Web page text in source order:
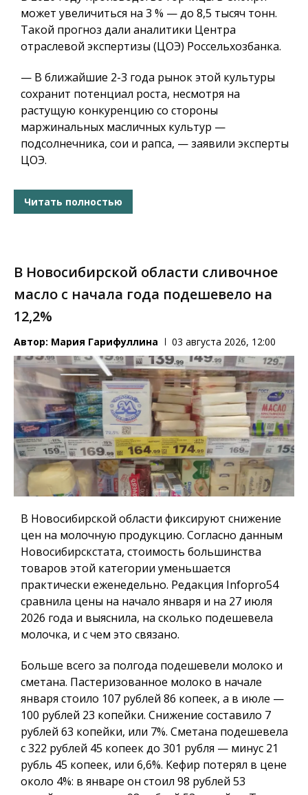
может увеличиться на 3 % — до 8,5 тысяч тонн.
Такой прогноз дали аналитики Центра
отраслевой экспертизы (ЦОЭ) Россельхозбанка.
— В ближайшие 2-3 года рынок этой культуры
сохранит потенциал роста, несмотря на
растущую конкуренцию со стороны
маржинальных масличных культур —
подсолнечника, сои и рапса, — заявили эксперты
ЦОЭ.
Читать полностью
В Новосибирской области сливочное
масло с начала года подешевело на
12,2%
Автор: Мария Гарифуллина 03 августа 2026, 12:00
В Новосибирской области фиксируют снижение
цен на молочную продукцию. Согласно данным
Новосибирскстата, стоимость большинства
товаров этой категории уменьшается
практически еженедельно. Редакция Infopro54
сравнила цены на начало января и на 27 июля
2026 года и выяснила, на сколько подешевела
молочка, и с чем это связано.
Больше всего за полгода подешевели молоко и
сметана. Пастеризованное молоко в начале
января стоило 107 рублей 86 копеек, а в июле —
100 рублей 23 копейки. Снижение составило 7
рублей 63 копейки, или 7%. Сметана подешевела
с 322 рублей 45 копеек до 301 рубля — минус 21
рубль 45 копеек, или 6,6%. Кефир потерял в цене
около 4%: в январе он стоил 98 рублей 53